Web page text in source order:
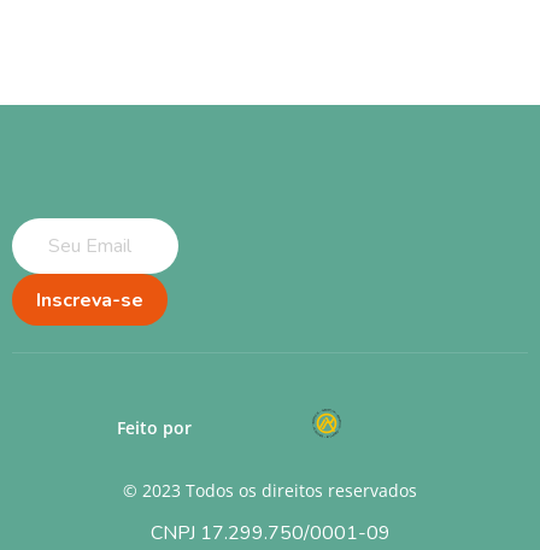
Inscreva-se
© 2023 Todos os direitos reservados
CNPJ 17.299.750/0001-09
Feito por